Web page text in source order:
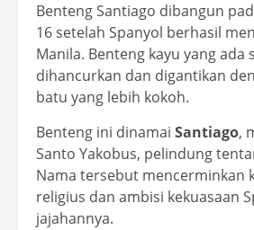
Benteng Santiago dibangun
16 setelah Spanyol berhasil
Manila. Benteng kayu yang ada
dihancurkan dan digantikan
batu yang lebih kokoh.
Benteng ini dinamai Santiago,
Santo Yakobus, pelindung
Nama tersebut mencerminkan
religius dan ambisi kekuasaan
jajahannya.